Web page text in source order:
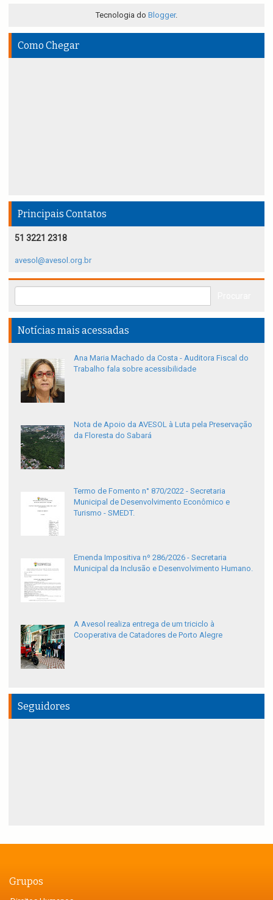
Tecnologia do Blogger.
Como Chegar
Principais Contatos
51 3221 2318
avesol@avesol.org.br
Notícias mais acessadas
Ana Maria Machado da Costa - Auditora Fiscal do
Trabalho fala sobre acessibilidade
Nota de Apoio da AVESOL à Luta pela Preservação
da Floresta do Sabará
Termo de Fomento n° 870/2022 - Secretaria
Municipal de Desenvolvimento Econômico e
Turismo - SMEDT.
Emenda Impositiva nº 286/2026 - Secretaria
Municipal da Inclusão e Desenvolvimento Humano.
A Avesol realiza entrega de um triciclo à
Cooperativa de Catadores de Porto Alegre
Seguidores
Grupos